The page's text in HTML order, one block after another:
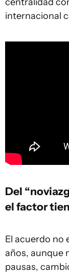
internacional
Del
el factor
El acuerdo no
años, aunque
pausas,